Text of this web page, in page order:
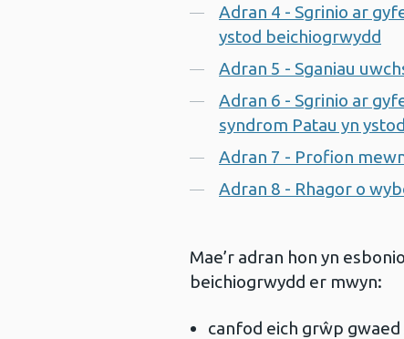
Adran 4 - Sgrinio ar
ystod beichiogrwydd
Adran 5 - Sganiau
Adran 6 - Sgrinio ar
syndrom Patau yn
Adran 7 - Profion
Adran 8 - Rhagor o
Mae’r adran hon yn
beichiogrwydd er mwyn:
canfod eich grŵp gwaed